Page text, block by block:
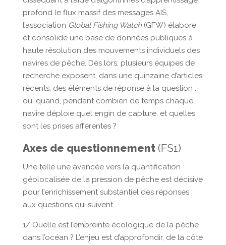
profond le flux massif des messages AIS,
l’association Global Fishing Watch(GFW) élabore
et consolide une base de données publiques à
haute résolution des mouvements individuels des
navires de pêche. Dès lors, plusieurs équipes de
recherche exposent, dans une quinzaine d’articles
récents, des éléments de réponse à la question :
où, quand, pendant combien de temps chaque
navire déploie quel engin de capture, et quelles
sont les prises afférentes ?
Axes de questionnement(FS1)
Une telle une avancée vers la quantification
géolocalisée de la pression de pêche est décisive
pour l’enrichissement substantiel des réponses
aux questions qui suivent.
1/ Quelle est l’empreinte écologique de la pêche
dans l’océan ? L’enjeu est d’approfondir, de la côte